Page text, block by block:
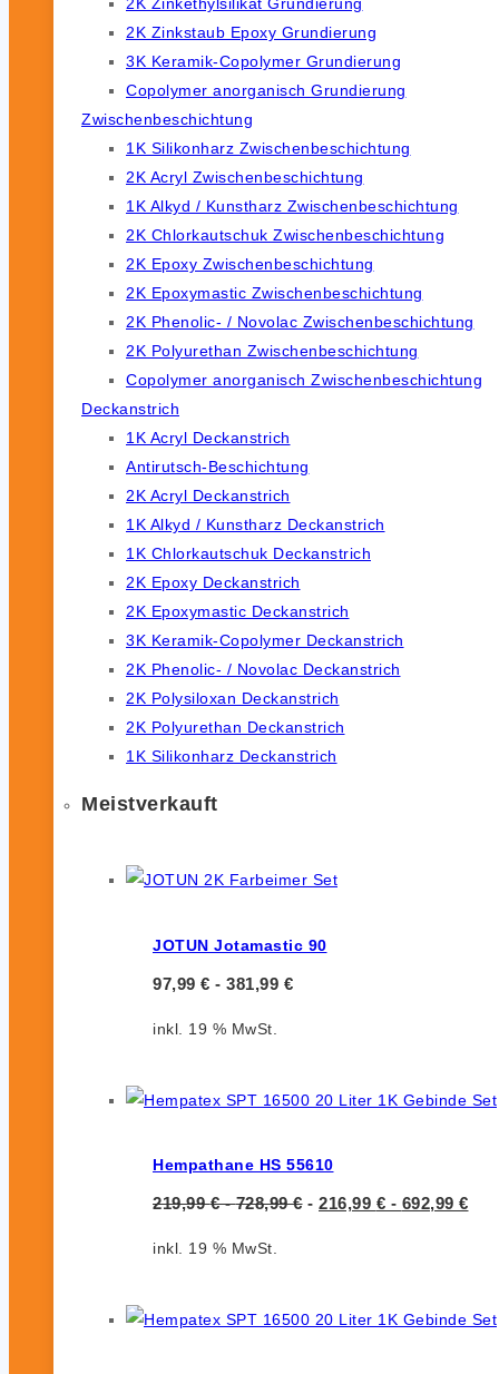
2K Zinkstaub Epoxy Grundierung
3K Keramik-Copolymer Grundierung
Copolymer anorganisch Grundierung
Zwischenbeschichtung
1K Silikonharz Zwischenbeschichtung
2K Acryl Zwischenbeschichtung
1K Alkyd / Kunstharz Zwischenbeschichtung
2K Chlorkautschuk Zwischenbeschichtung
2K Epoxy Zwischenbeschichtung
2K Epoxymastic Zwischenbeschichtung
2K Phenolic- / Novolac Zwischenbeschichtung
2K Polyurethan Zwischenbeschichtung
Copolymer anorganisch Zwischenbeschichtung
Deckanstrich
1K Acryl Deckanstrich
Antirutsch-Beschichtung
2K Acryl Deckanstrich
1K Alkyd / Kunstharz Deckanstrich
1K Chlorkautschuk Deckanstrich
2K Epoxy Deckanstrich
2K Epoxymastic Deckanstrich
3K Keramik-Copolymer Deckanstrich
2K Phenolic- / Novolac Deckanstrich
2K Polysiloxan Deckanstrich
2K Polyurethan Deckanstrich
1K Silikonharz Deckanstrich
Meistverkauft
JOTUN Jotamastic 90
97,99 € - 381,99 €
inkl. 19 % MwSt.
Hempathane HS 55610
219,99€-728,99€- 216,99 € - 692,99 €
inkl. 19 % MwSt.